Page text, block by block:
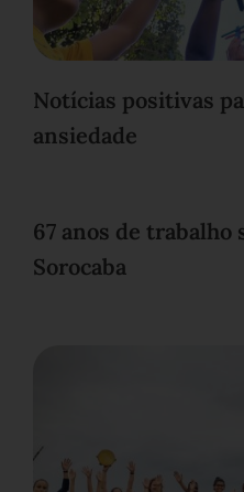
Notícias positivas
ansiedade
67 anos de trabalho
Sorocaba